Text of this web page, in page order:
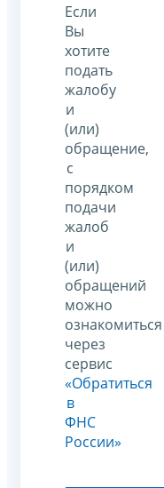
Если
Вы
хотите
подать
жалобу
и
(или)
обращение,
с
порядком
подачи
жалоб
и
(или)
обращений
можно
ознакомиться
через
сервис
«Обратиться
в
ФНС
России»